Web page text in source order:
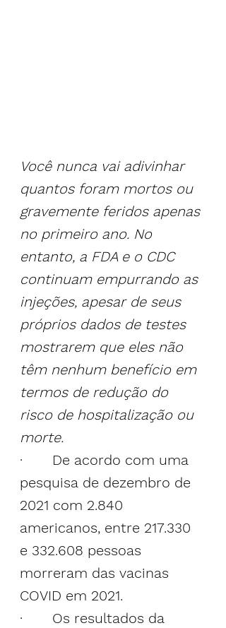
Você nunca vai adivinhar
quantos foram mortos ou
gravemente feridos apenas
no primeiro ano. No
entanto, a FDA e o CDC
continuam empurrando as
injeções, apesar de seus
próprios dados de testes
mostrarem que eles não
têm nenhum benefício em
termos de redução do
risco de hospitalização ou
morte.
·       De acordo com uma
pesquisa de dezembro de
2021 com 2.840
americanos, entre 217.330
e 332.608 pessoas
morreram das vacinas
COVID em 2021.
·       Os resultados da